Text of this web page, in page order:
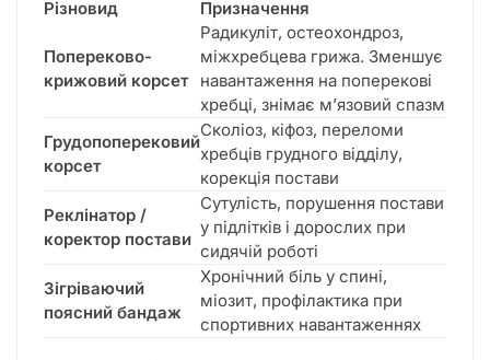
Різновид Призначення
Попереково-
крижовий корсет
Радикуліт, остеохондроз,
міжхребцева грижа. Зменшує
навантаження на поперекові
хребці, знімає м’язовий спазм
Грудопоперековий
корсет
Сколіоз, кіфоз, переломи
хребців грудного відділу,
корекція постави
Реклінатор /
коректор постави
Сутулість, порушення постави
у підлітків і дорослих при
сидячій роботі
Зігріваючий
поясний бандаж
Хронічний біль у спині,
міозит, профілактика при
спортивних навантаженнях